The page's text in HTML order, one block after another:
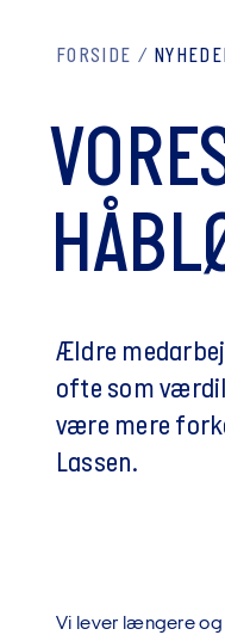
FORSIDE
Ældre
ofte som
være mere
Lassen.
Vi lever længere